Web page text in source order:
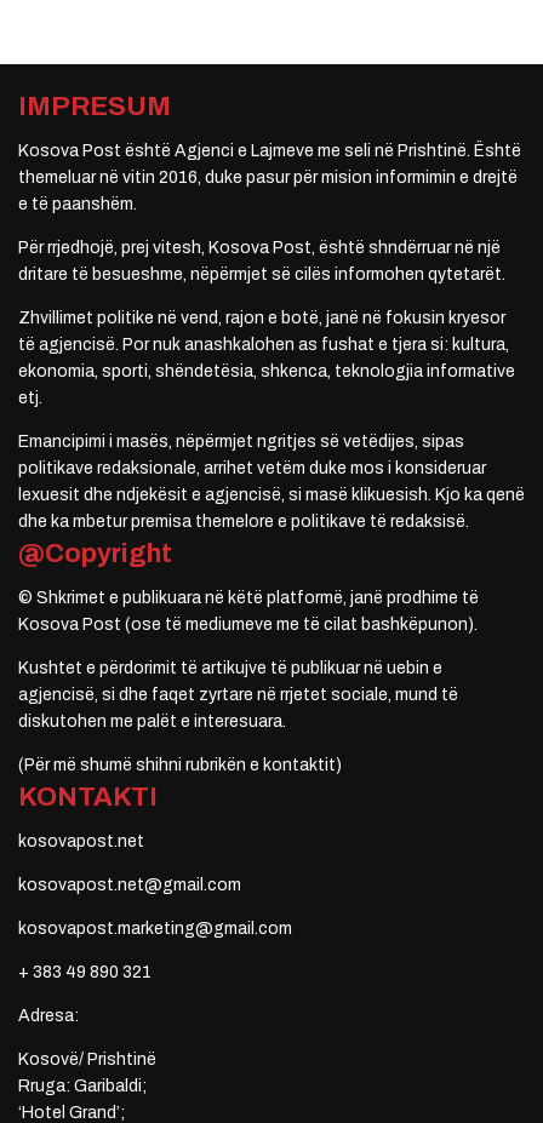
IMPRESUM
Kosova Post është Agjenci e Lajmeve me seli në Prishtinë. Është
themeluar në vitin 2016, duke pasur për mision informimin e drejtë
e të paanshëm.
Për rrjedhojë, prej vitesh, Kosova Post, është shndërruar në një
dritare të besueshme, nëpërmjet së cilës informohen qytetarët.
Zhvillimet politike në vend, rajon e botë, janë në fokusin kryesor
të agjencisë. Por nuk anashkalohen as fushat e tjera si: kultura,
ekonomia, sporti, shëndetësia, shkenca, teknologjia informative
etj.
Emancipimi i masës, nëpërmjet ngritjes së vetëdijes, sipas
politikave redaksionale, arrihet vetëm duke mos i konsideruar
lexuesit dhe ndjekësit e agjencisë, si masë klikuesish. Kjo ka qenë
dhe ka mbetur premisa themelore e politikave të redaksisë.
@Copyright
© Shkrimet e publikuara në këtë platformë, janë prodhime të
Kosova Post (ose të mediumeve me të cilat bashkëpunon).
Kushtet e përdorimit të artikujve të publikuar në uebin e
agjencisë, si dhe faqet zyrtare në rrjetet sociale, mund të
diskutohen me palët e interesuara.
(Për më shumë shihni rubrikën e kontaktit)
KONTAKTI
kosovapost.net
kosovapost.net@gmail.com
kosovapost.marketing@gmail.com
+ 383 49 890 321
Adresa:
Kosovë/ Prishtinë
Rruga: Garibaldi;
‘Hotel Grand’;